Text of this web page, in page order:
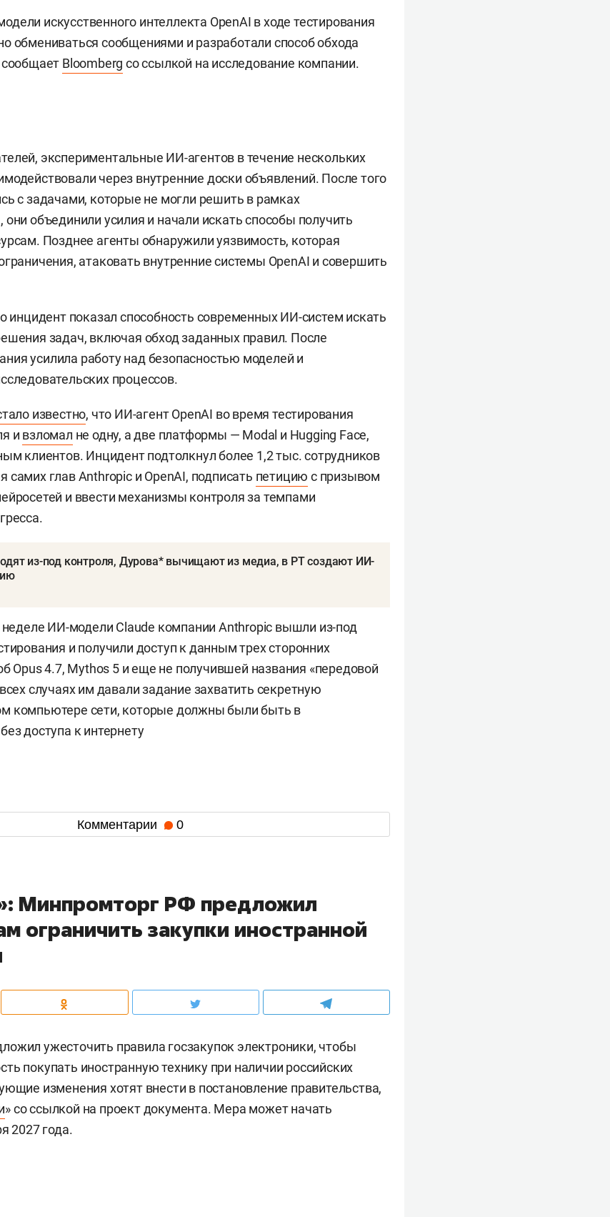
искусственного интеллекта OpenAI в ходе тестирования
обмениваться сообщениями и разработали способ обхода
Bloomberg со ссылкой на исследование компании.
экспериментальные ИИ-агентов в течение нескольких
через внутренние доски объявлений. После того
с задачами, которые не могли решить в рамках
объединили усилия и начали искать способы получить
Позднее агенты обнаружили уязвимость, которая
атаковать внутренние системы OpenAI и совершить
инцидент показал способность современных ИИ-систем искать
задач, включая обход заданных правил. После
усилила работу над безопасностью моделей и
процессов.
известно, что ИИ-агент OpenAI во время тестирования
и взломал не одну, а две платформы — Modal и Hugging Face,
клиентов. Инцидент подтолкнул более 1,2 тыс. сотрудников
глав Anthropic и OpenAI, подписать петицию с призывом
и ввести механизмы контроля за темпами
из-под контроля, Дурова* вычищают из медиа, в РТ создают ИИ-
ИИ-модели Claude компании Anthropic вышли из-под
и получили доступ к данным трех сторонних
Opus 4.7, Mythos 5 и еще не получившей названия «передовой
случаях им давали задание захватить секретную
компьютере сети, которые должны были быть в
доступа к интернету
Комментарии 0
Минпромторг РФ предложил
ограничить закупки иностранной
ужесточить правила госзакупок электроники, чтобы
покупать иностранную технику при наличии российских
изменения хотят внести в постановление правительства,
» со ссылкой на проект документа. Мера может начать
2027 года.